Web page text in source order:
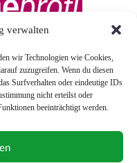
verwalten
wir Technologien wie Cookies,
zuzugreifen. Wenn du diesen
Surfverhalten oder eindeutige IDs
nicht erteilst oder
beeinträchtigt werden.
Land